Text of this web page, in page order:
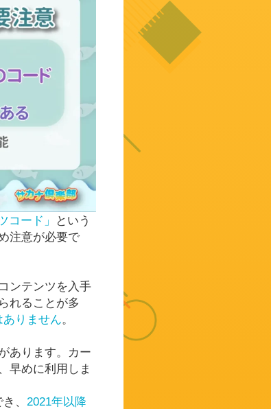
コード」
という
注意が必要で
ンテンツを入手
れることが多
りません。
あります。カー
早めに利用しま
、 2021年以降